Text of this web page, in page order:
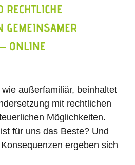
RECHTLICHE
GEMEINSAMER
ONLINE
außerfamiliär, beinhaltet
mit rechtlichen
Möglichkeiten.
für uns das Beste? Und
ergeben sich